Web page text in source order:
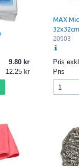
9.80
12.25
MAX
32x32cm
20903
Pris exkl.
Pris